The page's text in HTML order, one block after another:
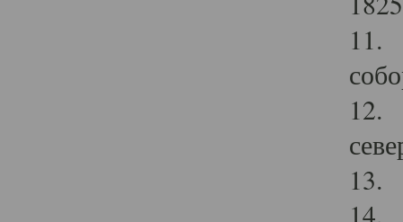
11.
12.
13.
14.